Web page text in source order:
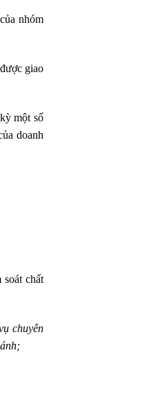
nhóm
giao
một số
doanh
chất
chuyên